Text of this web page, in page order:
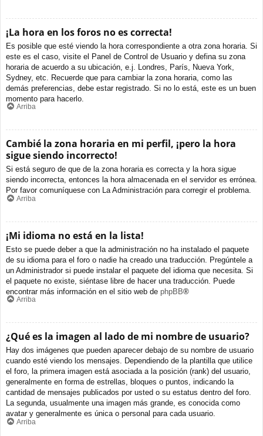
¡La hora en los foros no es correcta!
Es posible que esté viendo la hora correspondiente a otra zona horaria. Si
este es el caso, visite el Panel de Control de Usuario y defina su zona
horaria de acuerdo a su ubicación, e.j. Londres, París, Nueva York,
Sydney, etc. Recuerde que para cambiar la zona horaria, como las
demás preferencias, debe estar registrado. Si no lo está, este es un buen
momento para hacerlo.
Arriba
Cambié la zona horaria en mi perfil, ¡pero la hora
sigue siendo incorrecto!
Si está seguro de que de la zona horaria es correcta y la hora sigue
siendo incorrecta, entonces la hora almacenada en el servidor es errónea.
Por favor comuníquese con La Administración para corregir el problema.
Arriba
¡Mi idioma no está en la lista!
Esto se puede deber a que la administración no ha instalado el paquete
de su idioma para el foro o nadie ha creado una traducción. Pregúntele a
un Administrador si puede instalar el paquete del idioma que necesita. Si
el paquete no existe, siéntase libre de hacer una traducción. Puede
encontrar más información en el sitio web de phpBB®
Arriba
¿Qué es la imagen al lado de mi nombre de usuario?
Hay dos imágenes que pueden aparecer debajo de su nombre de usuario
cuando esté viendo los mensajes. Dependiendo de la plantilla que utilice
el foro, la primera imagen está asociada a la posición (rank) del usuario,
generalmente en forma de estrellas, bloques o puntos, indicando la
cantidad de mensajes publicados por usted o su estatus dentro del foro.
La segunda, usualmente una imagen más grande, es conocida como
avatar y generalmente es única o personal para cada usuario.
Arriba